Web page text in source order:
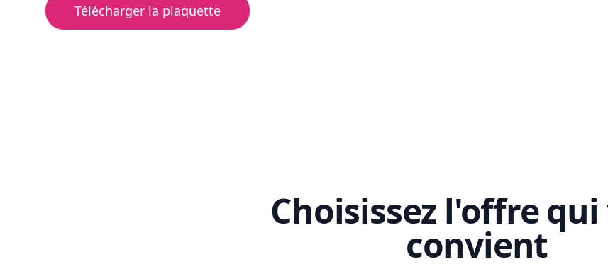
Télécharger la plaquette
Choisissez l'offre qui
convient